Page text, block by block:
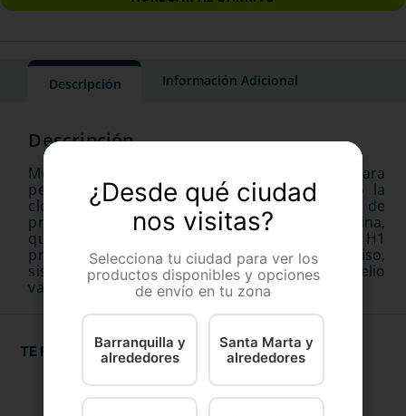
Descripción Información Adicional
Medicamento antialérgico y antihistamínico para
perros y gatos. Tiene como principio activo la
clorfeniramina maleato, un antihistamínico de
primera generación, derivado de la propilamina,
que compite con la histamina en los receptores H1
presentes en las células efectoras del músculo liso,
sistema nervioso central, células del endotelio
vascular y el corazón.
TE RECOMENDAMOS
¿Desde qué ciudad
nos visitas?
Selecciona tu ciudad para ver los
productos disponibles y opciones
de envío en tu zona
Barranquilla y
alrededores
Santa Marta y
alrededores